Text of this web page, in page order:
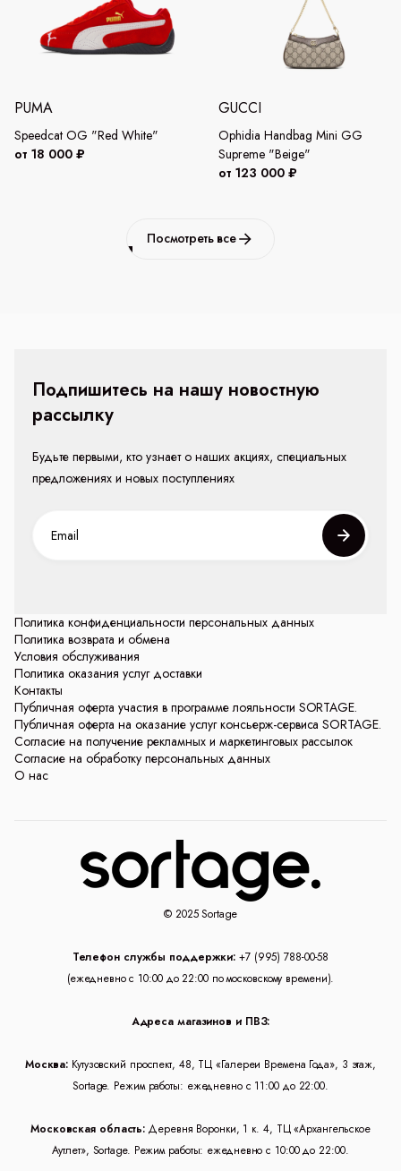
PUMA
Speedcat OG "Red White"
от 18 000 ₽
GUCCI
Ophidia Handbag Mini GG
Supreme "Beige"
от 123 000 ₽
Посмотреть все
Политика конфиденциальности персональных данных
Политика возврата и обмена
Условия обслуживания
Политика оказания услуг доставки
Контакты
Публичная оферта участия в программе лояльности SORTAGE.
Публичная оферта на оказание услуг консьерж-сервиса SORTAGE.
Согласие на получение рекламных и маркетинговых рассылок
Согласие на обработку персональных данных
О нас
Подпишитесь на нашу новостную
рассылку
Будьте первыми, кто узнает о наших акциях, специальных
предложениях и новых поступлениях
© 2025 Sortage
Телефон службы поддержки: +7 (995) 788-00-58
(ежедневно с 10:00 до 22:00 по московскому времени).
Адреса магазинов и ПВЗ:
Москва: Кутузовский проспект, 48, ТЦ «Галереи Времена Года», 3 этаж,
Sortage. Режим работы: ежедневно с 11:00 до 22:00.
Московская область: Деревня Воронки, 1 к. 4, ТЦ «Архангельское
Аутлет», Sortage. Режим работы: ежедневно с 10:00 до 22:00.